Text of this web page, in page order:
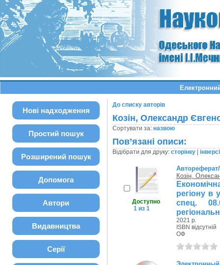
Нові надходження
Простий пошук
Розширений пошук
Допомога
Автори
Видавництва
Серії
До списку авторів
Козін, Олександр
Сортувати за: назвою
Пов’язані описи:
Відібрати для друку: сторінку|
Доступно
1 из 1
Козін,
регіону в
спец.
2021 р.
ISBN відсутній
ОФ